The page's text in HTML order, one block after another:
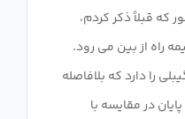
که قبلاً ذکر کردم،
راه از بین می رود.
را دارد که بلافاصله
در مقایسه با